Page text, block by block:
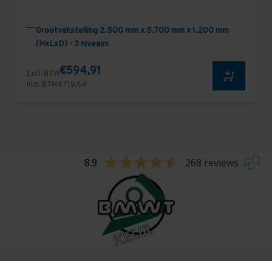
Grootvakstelling 2.500 mm x 5.700 mm x 1.200 mm
(HxLxD) - 3 niveaus
Excl. BTW€594,91
Incl. BTW€719,84
8.9 268 reviews